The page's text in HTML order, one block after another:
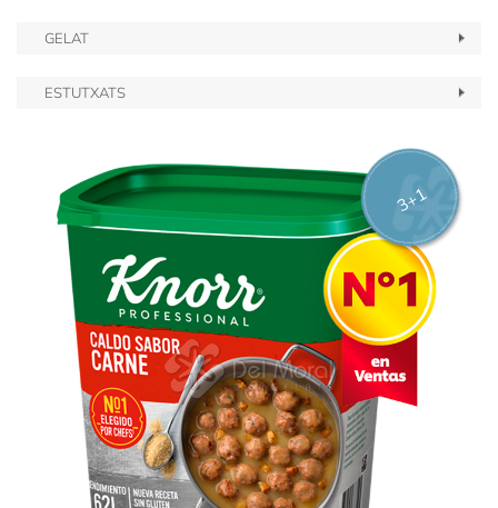
GELAT
ESTUTXATS
3+1